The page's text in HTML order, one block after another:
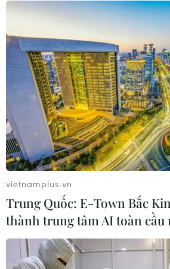
vietnamplus.vn
Trung Quốc: E-Town Bắc
thành trung tâm AI toàn cầu